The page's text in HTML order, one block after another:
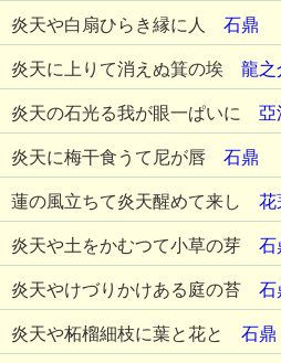
炎天や白扇ひらき縁に人 石鼎
炎天に上りて消えぬ箕の埃 龍之
炎天の石光る我が眼一ぱいに 亞
炎天に梅干食うて尼が唇 石鼎
蓮の風立ちて炎天醒めて来し 花
炎天や土をかむつて小草の芽 石
炎天やけづりかけある庭の苔 石
炎天や柘榴細枝に葉と花と 石鼎